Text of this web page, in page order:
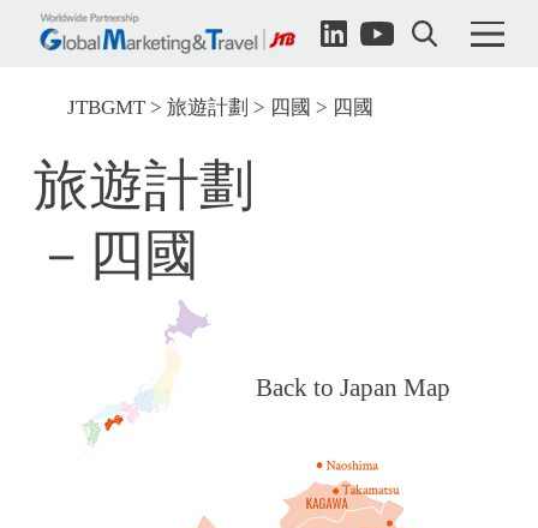
JTBGMT 旅遊計劃 四國 四國
旅遊計劃
－四國
Back to Japan Map